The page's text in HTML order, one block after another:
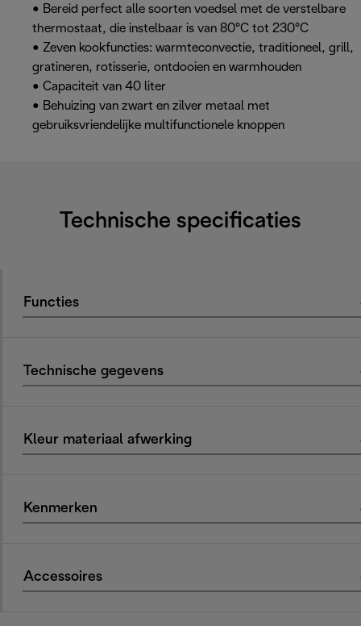
• Bereid perfect alle soorten voedsel met de verstelbare
thermostaat, die instelbaar is van 80°C tot 230°C
• Zeven kookfuncties: warmteconvectie, traditioneel, grill,
gratineren, rotisserie, ontdooien en warmhouden
• Capaciteit van 40 liter
• Behuizing van zwart en zilver metaal met
gebruiksvriendelijke multifunctionele knoppen
Technische specificaties
Functies
Technische gegevens
Kleur materiaal afwerking
Kenmerken
Accessoires